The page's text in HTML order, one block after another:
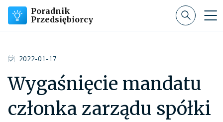
Poradnik
Przedsiębiorcy
2022-01-17
Wygaśnięcie mandatu
członka zarządu spółki